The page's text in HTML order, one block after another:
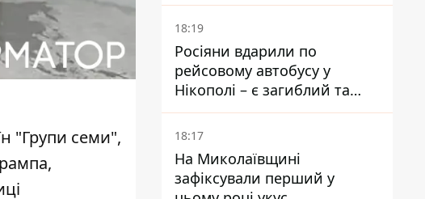
"Групи семи",
18:19
Росіяни вдарили по
рейсовому автобусу у
Нікополі – є загиблий та
поранені
18:17
На Миколаївщині
зафіксували перший у